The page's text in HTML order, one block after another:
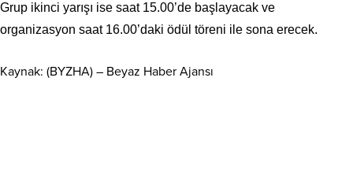
Grup ikinci yarışı ise saat 15.00’de başlayacak ve
organizasyon saat 16.00’daki ödül töreni ile sona erecek.
Kaynak: (BYZHA) – Beyaz Haber Ajansı